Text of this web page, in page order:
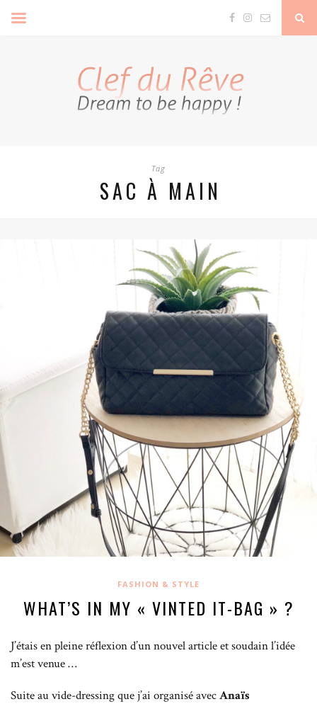
Tag
SAC À MAIN
FASHION & STYLE
WHAT’S IN MY « VINTED IT-BAG » ?
J’étais en pleine réflexion d’un nouvel article et soudain l’idée
m’est venue …
Suite au vide-dressing que j’ai organisé avecAnaïs